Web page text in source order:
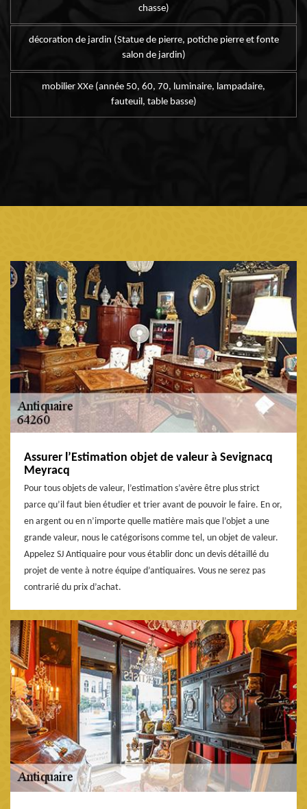
chasse)
décoration de jardin (Statue de pierre, potiche pierre et fonte
salon de jardin)
mobilier XXe (année 50, 60, 70, luminaire, lampadaire,
fauteuil, table basse)
Assurer l’Estimation objet de valeur à Sevignacq
Meyracq
Pour tous objets de valeur, l’estimation s’avère être plus strict
parce qu’il faut bien étudier et trier avant de pouvoir le faire. En or,
en argent ou en n’importe quelle matière mais que l’objet a une
grande valeur, nous le catégorisons comme tel, un objet de valeur.
Appelez SJ Antiquaire pour vous établir donc un devis détaillé du
projet de vente à notre équipe d’antiquaires. Vous ne serez pas
contrarié du prix d’achat.